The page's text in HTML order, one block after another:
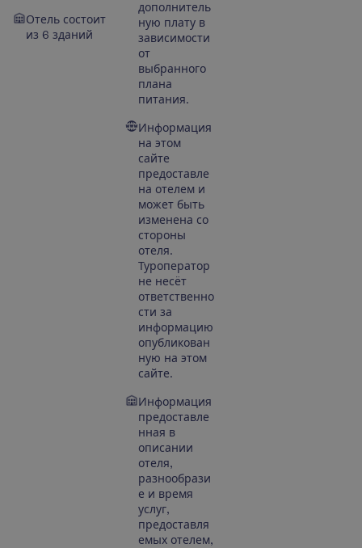
Отель состоит
из 6 зданий
дополнитель
ную плату в
зависимости
от
выбранного
плана
питания.
Информация
на этом
сайте
предоставле
на отелем и
может быть
изменена со
стороны
отеля.
Туроператор
не несёт
ответственно
сти за
информацию
опубликован
ную на этом
сайте.
Информация
предоставле
нная в
описании
отеля,
разнообрази
е и время
услуг,
предоставля
емых отелем,